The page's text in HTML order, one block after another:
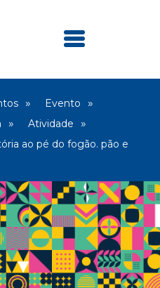
Evento
Atividade
ao pé do fogão. pão e